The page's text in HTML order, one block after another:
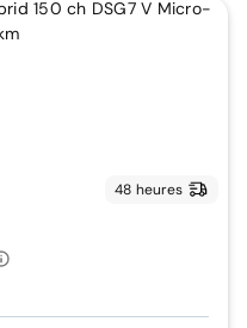
48 heures